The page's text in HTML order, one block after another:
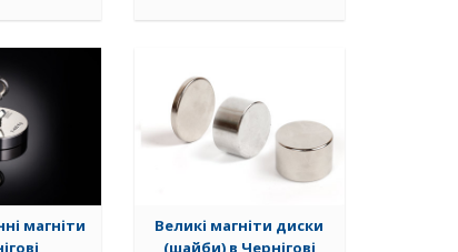
магніти
Великі магніти диски
(шайби) в Чернігові